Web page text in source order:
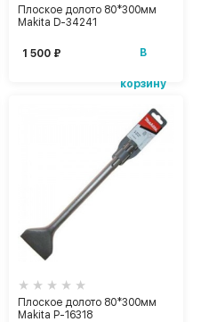
Плоское долото 80*300мм
Makita D-34241
1 500 ₽ В
корзину
Плоское долото 80*300мм
Makita P-16318